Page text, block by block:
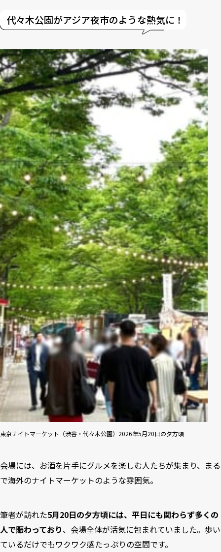
代々木公園がアジア夜市のような熱気に！
東京ナイトマーケット（渋谷・代々木公園）2026年5月20日の夕方頃
会場には、お酒を片手にグルメを楽しむ人たちが集まり、まる
で海外のナイトマーケットのような雰囲気。
筆者が訪れた5月20日の夕方頃には、平日にも関わらず多くの
人で賑わっており、会場全体が活気に包まれていました。歩い
ているだけでもワクワク感たっぷりの空間です。